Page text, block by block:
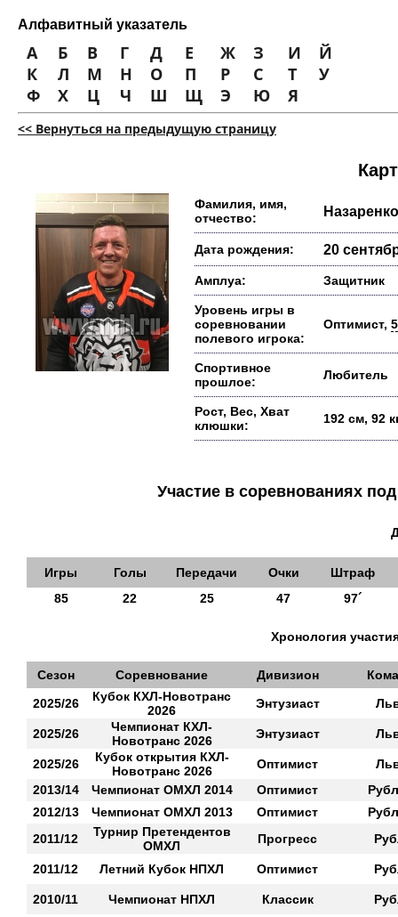
Алфавитный указатель
А Б В Г Д Е Ж З И
Й
К
Л М Н О П Р С Т
У
Ф
Х Ц Ч Ш Щ Э Ю Я
<< Вернуться на предыдущую страницу
Фамилия, имя,
отчество:
Дата рождения: 20
Амплуа: Защитник
Уровень игры в
соревновании
полевого игрока:
Оптимист,
Спортивное
прошлое:
Любитель
Рост, Вес, Хват
клюшки:
192 см, 92
Участие в соревнованиях
Игры Голы Передачи Очки
Штраф
85
22 25 47 97´
Хронология
Сезон Соревнование Дивизион
2025/26
Кубок КХЛ-Новотранс
2026
Энтузиаст
2025/26
Чемпионат КХЛ-
Новотранс 2026
Энтузиаст
2025/26
Кубок открытия КХЛ-
Новотранс 2026
Оптимист
2013/14
Чемпионат ОМХЛ 2014 Оптимист
2012/13
Чемпионат ОМХЛ 2013 Оптимист
2011/12
Турнир Претендентов
ОМХЛ
Прогресс
2011/12 Летний Кубок НПХЛ Оптимист
2010/11 Чемпионат НПХЛ Классик